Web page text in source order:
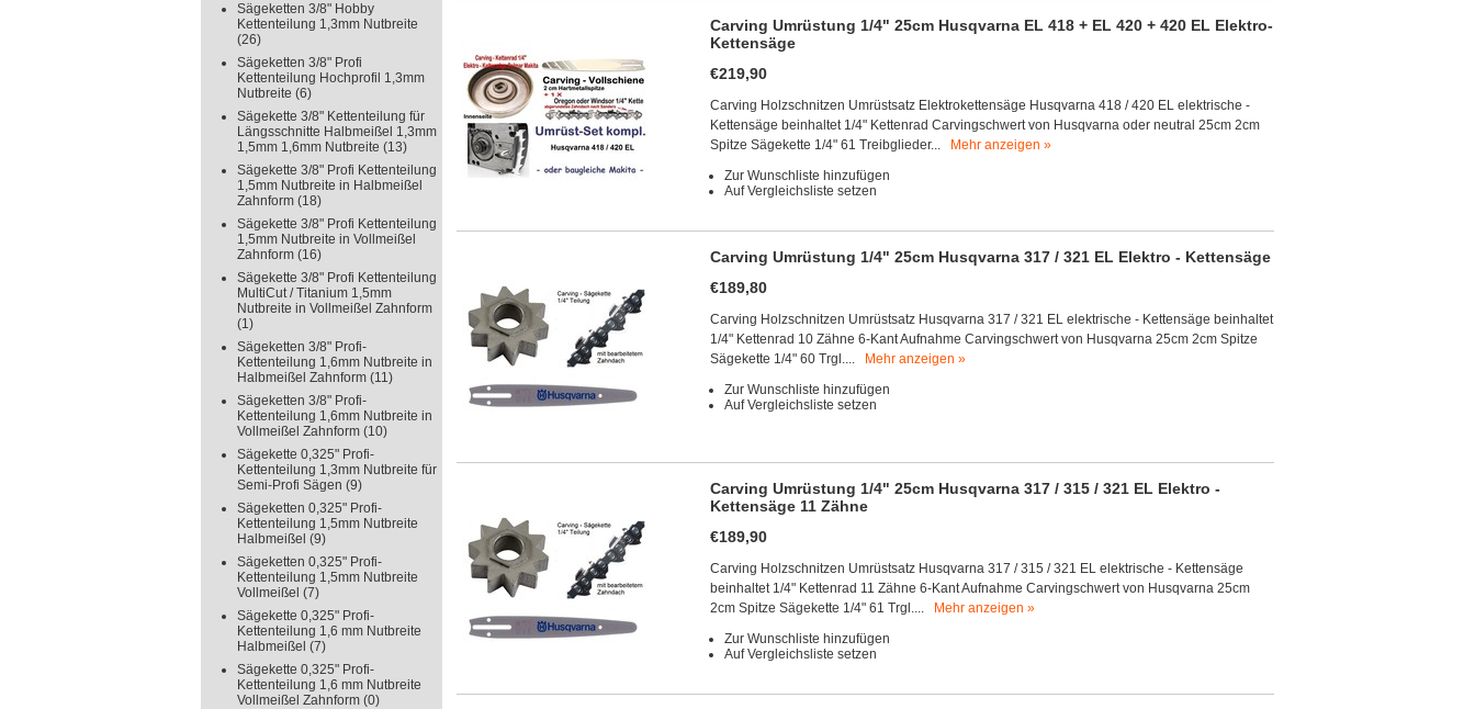
Sägeketten 3/8" Hobby
Kettenteilung 1,3mm Nutbreite
(26)
Sägeketten 3/8" Profi
Kettenteilung Hochprofil 1,3mm
Nutbreite (6)
Sägekette 3/8" Kettenteilung für
Längsschnitte Halbmeißel 1,3mm
1,5mm 1,6mm Nutbreite (13)
Sägekette 3/8" Profi Kettenteilung
1,5mm Nutbreite in Halbmeißel
Zahnform (18)
Sägekette 3/8" Profi Kettenteilung
1,5mm Nutbreite in Vollmeißel
Zahnform (16)
Sägekette 3/8" Profi Kettenteilung
MultiCut / Titanium 1,5mm
Nutbreite in Vollmeißel Zahnform
(1)
Sägeketten 3/8" Profi-
Kettenteilung 1,6mm Nutbreite in
Halbmeißel Zahnform (11)
Sägeketten 3/8" Profi-
Kettenteilung 1,6mm Nutbreite in
Vollmeißel Zahnform (10)
Sägekette 0,325" Profi-
Kettenteilung 1,3mm Nutbreite für
Semi-Profi Sägen (9)
Sägeketten 0,325" Profi-
Kettenteilung 1,5mm Nutbreite
Halbmeißel (9)
Sägeketten 0,325" Profi-
Kettenteilung 1,5mm Nutbreite
Vollmeißel (7)
Sägekette 0,325" Profi-
Kettenteilung 1,6 mm Nutbreite
Halbmeißel (7)
Sägekette 0,325" Profi-
Kettenteilung 1,6 mm Nutbreite
Vollmeißel Zahnform (0)
Carving Umrüstung 1/4" 25cm Husqvarna EL 418 + EL 420 + 420 EL Elektro-
Kettensäge
€219,90
Carving Holzschnitzen Umrüstsatz Elektrokettensäge Husqvarna 418 / 420 EL elektrische -
Kettensäge beinhaltet 1/4" Kettenrad Carvingschwert von Husqvarna oder neutral 25cm 2cm
Spitze Sägekette 1/4" 61 Treibglieder...
Mehr anzeigen »
Zur Wunschliste hinzufügen
Auf Vergleichsliste setzen
Carving Umrüstung 1/4" 25cm Husqvarna 317 / 321 EL Elektro - Kettensäge
€189,80
Carving Holzschnitzen Umrüstsatz Husqvarna 317 / 321 EL elektrische - Kettensäge beinhaltet
1/4" Kettenrad 10 Zähne 6-Kant Aufnahme Carvingschwert von Husqvarna 25cm 2cm Spitze
Sägekette 1/4" 60 Trgl....
Mehr anzeigen »
Zur Wunschliste hinzufügen
Auf Vergleichsliste setzen
Carving Umrüstung 1/4" 25cm Husqvarna 317 / 315 / 321 EL Elektro -
Kettensäge 11 Zähne
€189,90
Carving Holzschnitzen Umrüstsatz Husqvarna 317 / 315 / 321 EL elektrische - Kettensäge
beinhaltet 1/4" Kettenrad 11 Zähne 6-Kant Aufnahme Carvingschwert von Husqvarna 25cm
2cm Spitze Sägekette 1/4" 61 Trgl....
Mehr anzeigen »
Zur Wunschliste hinzufügen
Auf Vergleichsliste setzen